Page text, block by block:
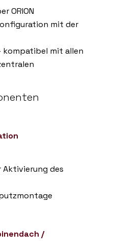
ORION
mit der
kompatibel mit allen
Aktivierung des
/